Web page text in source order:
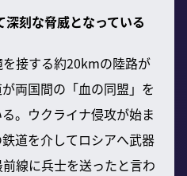
刻な脅威となっている
接する約20kmの陸路が
両国間の「血の同盟」を
。ウクライナ侵攻が始ま
道を介してロシアへ武器
線に兵士を送ったと言わ